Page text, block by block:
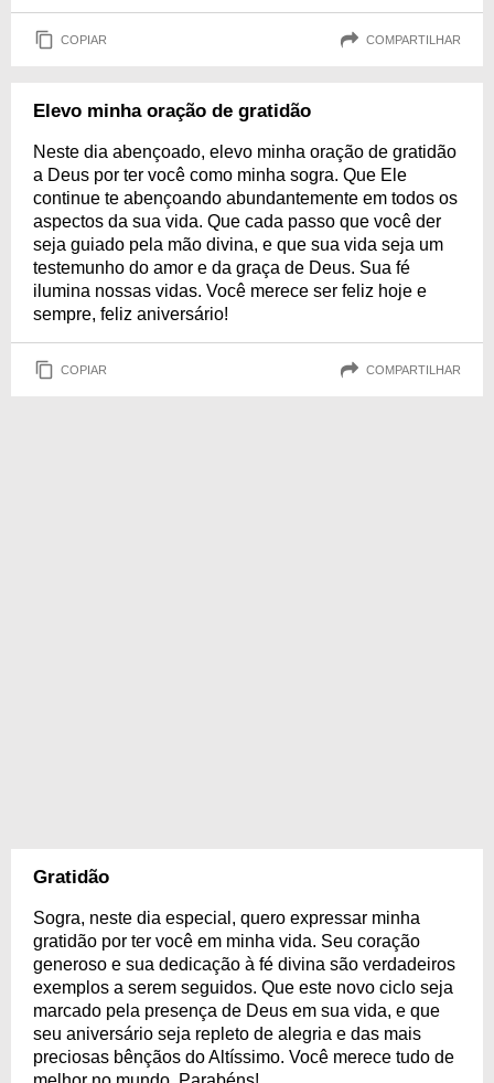
COPIAR COMPARTILHAR
Elevo minha oração de gratidão
Neste dia abençoado, elevo minha oração de gratidão
a Deus por ter você como minha sogra. Que Ele
continue te abençoando abundantemente em todos os
aspectos da sua vida. Que cada passo que você der
seja guiado pela mão divina, e que sua vida seja um
testemunho do amor e da graça de Deus. Sua fé
ilumina nossas vidas. Você merece ser feliz hoje e
sempre, feliz aniversário!
COPIAR COMPARTILHAR
Gratidão
Sogra, neste dia especial, quero expressar minha
gratidão por ter você em minha vida. Seu coração
generoso e sua dedicação à fé divina são verdadeiros
exemplos a serem seguidos. Que este novo ciclo seja
marcado pela presença de Deus em sua vida, e que
seu aniversário seja repleto de alegria e das mais
preciosas bênçãos do Altíssimo. Você merece tudo de